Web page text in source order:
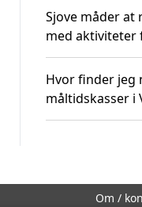
Sjove måder at
med aktiviteter
Hvor finder jeg
måltidskasser i
Om /